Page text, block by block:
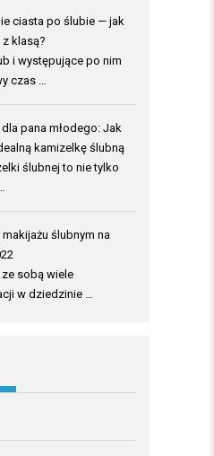
ciasta po ślubie — jak
klasą?
i występujące po nim
czas …
pana młodego: Jak
kamizelkę ślubną
ślubnej to nie tylko
makijażu ślubnym na
sobą wiele
w dziedzinie …